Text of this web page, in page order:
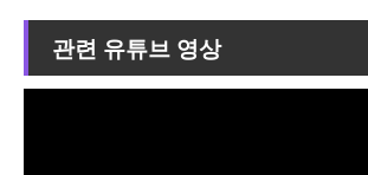
관련 유튜브 영상